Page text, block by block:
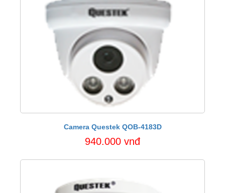
Camera Questek QOB-4183D
940.000 vnđ